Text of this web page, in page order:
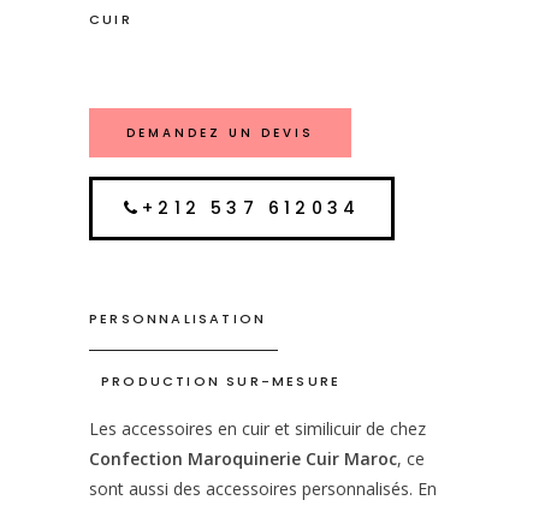
CUIR
DEMANDEZ UN DEVIS
+212 537 612034
PERSONNALISATION
PRODUCTION SUR-MESURE
Les accessoires en cuir et similicuir de chez
Confection Maroquinerie Cuir Maroc, ce
sont aussi des accessoires personnalisés. En